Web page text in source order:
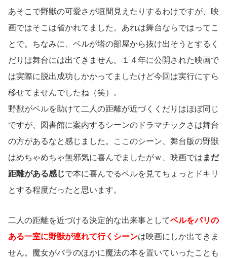
あそこで野獣の可愛さが垣間見えたりするわけですが、映
画ではそこは省かれてました。あれは舞台ならではってこ
とで。ちなみに、ベルが塔の部屋から抜け出そうとするく
だりは舞台には出てきません。１４年に公開された映画で
は実際に脱出成功しかかってましたけど今回は実行にすら
移せてませんでしたね（笑）。
野獣がベルを助けて二人の距離が近づくくだりはほぼ同じ
ですが、図書館に案内するシーンのドラマチックさは舞台
の方があるなと感じました。ここのシーン、舞台版の野獣
はめちゃめちゃ無邪気に喜んでましたがｗ、映画では まだ
距離がある感じで本に喜んでるベルを見てちょっとドキリ
とする程度だったと思います。
二人の距離を近づける決定的な出来事としてベルをパリの
ある一室に野獣が連れて行くシーンは映画にしか出てきま
せん。魔女がバラのほかに魔法の本を置いていったことも